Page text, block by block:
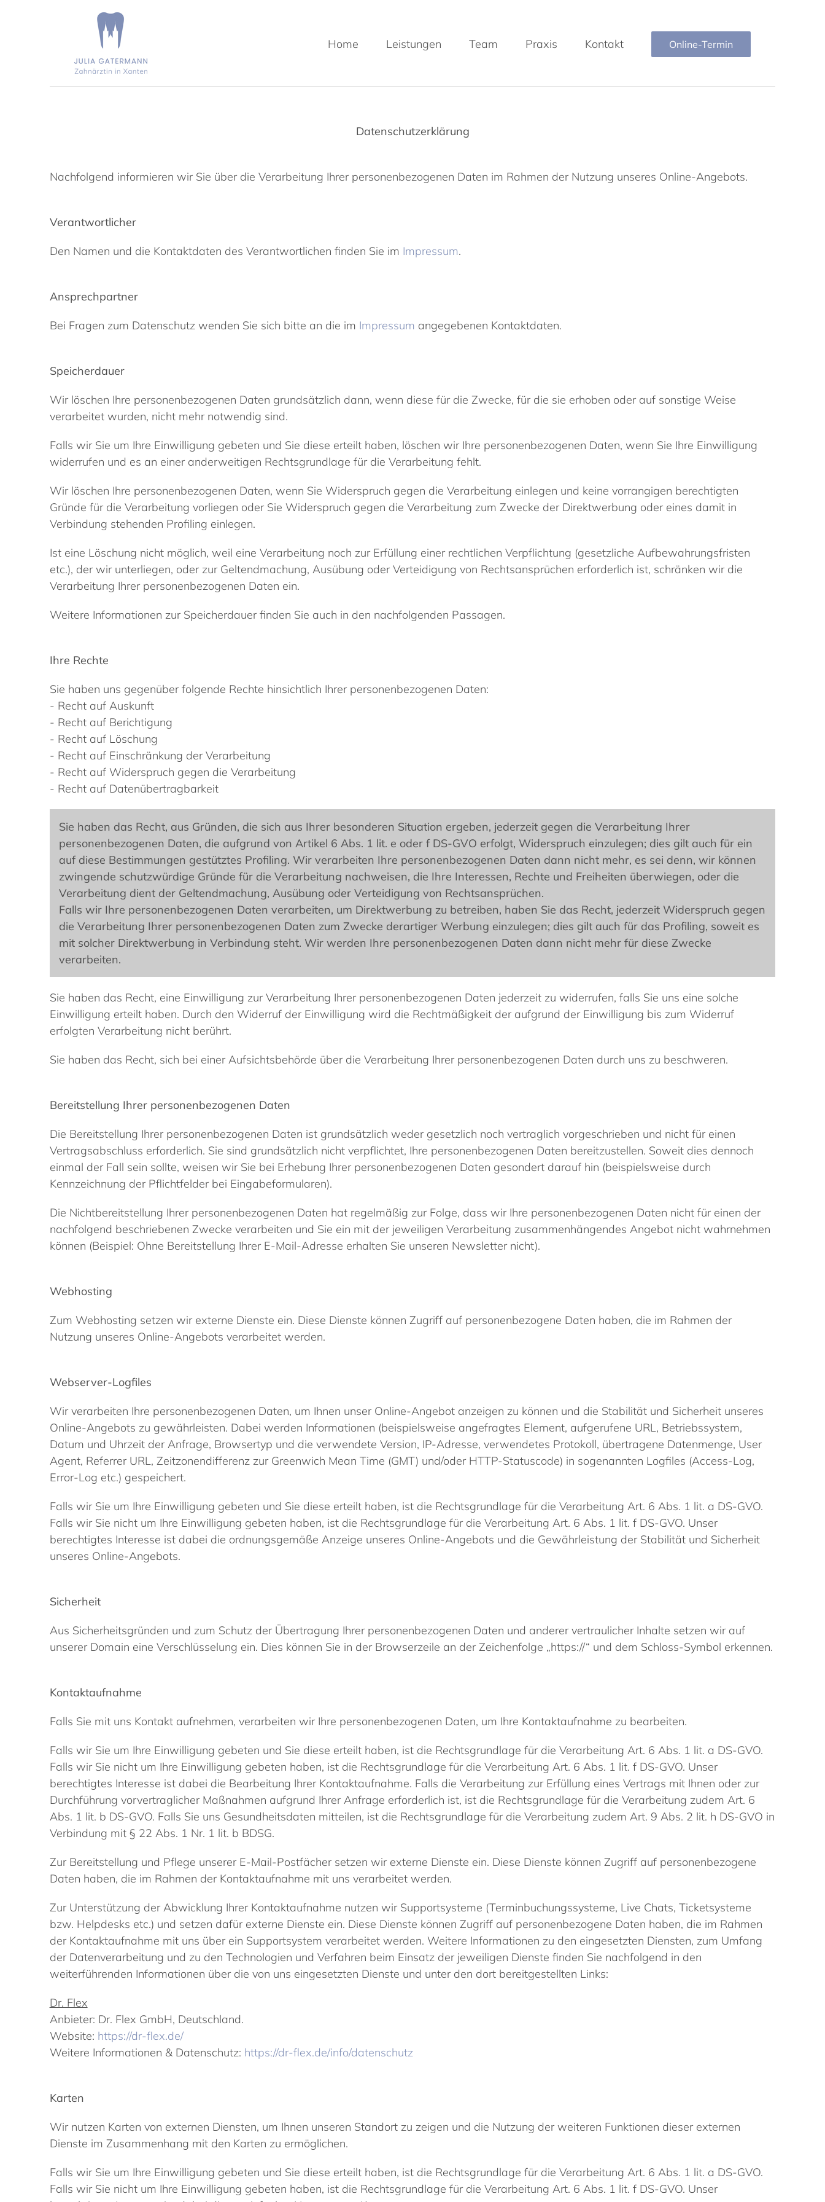
Home Leistungen Team Praxis Kontakt Online-Termin
Datenschutzerklärung
Nachfolgend informieren wir Sie über die Verarbeitung Ihrer personenbezogenen Daten im Rahmen der Nutzung unseres Online-Angebots.
Verantwortlicher
Den Namen und die Kontaktdaten des Verantwortlichen finden Sie im Impressum.
Ansprechpartner
Bei Fragen zum Datenschutz wenden Sie sich bitte an die im Impressum angegebenen Kontaktdaten.
Speicherdauer
Wir löschen Ihre personenbezogenen Daten grundsätzlich dann, wenn diese für die Zwecke, für die sie erhoben oder auf sonstige Weise
verarbeitet wurden, nicht mehr notwendig sind.
Falls wir Sie um Ihre Einwilligung gebeten und Sie diese erteilt haben, löschen wir Ihre personenbezogenen Daten, wenn Sie Ihre Einwilligung
widerrufen und es an einer anderweitigen Rechtsgrundlage für die Verarbeitung fehlt.
Wir löschen Ihre personenbezogenen Daten, wenn Sie Widerspruch gegen die Verarbeitung einlegen und keine vorrangigen berechtigten
Gründe für die Verarbeitung vorliegen oder Sie Widerspruch gegen die Verarbeitung zum Zwecke der Direktwerbung oder eines damit in
Verbindung stehenden Profiling einlegen.
Ist eine Löschung nicht möglich, weil eine Verarbeitung noch zur Erfüllung einer rechtlichen Verpflichtung (gesetzliche Aufbewahrungsfristen
etc.), der wir unterliegen, oder zur Geltendmachung, Ausübung oder Verteidigung von Rechtsansprüchen erforderlich ist, schränken wir die
Verarbeitung Ihrer personenbezogenen Daten ein.
Weitere Informationen zur Speicherdauer finden Sie auch in den nachfolgenden Passagen.
Ihre Rechte
Sie haben uns gegenüber folgende Rechte hinsichtlich Ihrer personenbezogenen Daten:
- Recht auf Auskunft
- Recht auf Berichtigung
- Recht auf Löschung
- Recht auf Einschränkung der Verarbeitung
- Recht auf Widerspruch gegen die Verarbeitung
- Recht auf Datenübertragbarkeit
Sie haben das Recht, aus Gründen, die sich aus Ihrer besonderen Situation ergeben, jederzeit gegen die Verarbeitung Ihrer
personenbezogenen Daten, die aufgrund von Artikel 6 Abs. 1 lit. e oder f DS-GVO erfolgt, Widerspruch einzulegen; dies gilt auch für ein
auf diese Bestimmungen gestütztes Profiling. Wir verarbeiten Ihre personenbezogenen Daten dann nicht mehr, es sei denn, wir können
zwingende schutzwürdige Gründe für die Verarbeitung nachweisen, die Ihre Interessen, Rechte und Freiheiten überwiegen, oder die
Verarbeitung dient der Geltendmachung, Ausübung oder Verteidigung von Rechtsansprüchen.
Falls wir Ihre personenbezogenen Daten verarbeiten, um Direktwerbung zu betreiben, haben Sie das Recht, jederzeit Widerspruch gegen
die Verarbeitung Ihrer personenbezogenen Daten zum Zwecke derartiger Werbung einzulegen; dies gilt auch für das Profiling, soweit es
mit solcher Direktwerbung in Verbindung steht. Wir werden Ihre personenbezogenen Daten dann nicht mehr für diese Zwecke
verarbeiten.
Sie haben das Recht, eine Einwilligung zur Verarbeitung Ihrer personenbezogenen Daten jederzeit zu widerrufen, falls Sie uns eine solche
Einwilligung erteilt haben. Durch den Widerruf der Einwilligung wird die Rechtmäßigkeit der aufgrund der Einwilligung bis zum Widerruf
erfolgten Verarbeitung nicht berührt.
Sie haben das Recht, sich bei einer Aufsichtsbehörde über die Verarbeitung Ihrer personenbezogenen Daten durch uns zu beschweren.
Bereitstellung Ihrer personenbezogenen Daten
Die Bereitstellung Ihrer personenbezogenen Daten ist grundsätzlich weder gesetzlich noch vertraglich vorgeschrieben und nicht für einen
Vertragsabschluss erforderlich. Sie sind grundsätzlich nicht verpflichtet, Ihre personenbezogenen Daten bereitzustellen. Soweit dies dennoch
einmal der Fall sein sollte, weisen wir Sie bei Erhebung Ihrer personenbezogenen Daten gesondert darauf hin (beispielsweise durch
Kennzeichnung der Pflichtfelder bei Eingabeformularen).
Die Nichtbereitstellung Ihrer personenbezogenen Daten hat regelmäßig zur Folge, dass wir Ihre personenbezogenen Daten nicht für einen der
nachfolgend beschriebenen Zwecke verarbeiten und Sie ein mit der jeweiligen Verarbeitung zusammenhängendes Angebot nicht wahrnehmen
können (Beispiel: Ohne Bereitstellung Ihrer E-Mail-Adresse erhalten Sie unseren Newsletter nicht).
Webhosting
Zum Webhosting setzen wir externe Dienste ein. Diese Dienste können Zugriff auf personenbezogene Daten haben, die im Rahmen der
Nutzung unseres Online-Angebots verarbeitet werden.
Webserver-Logfiles
Wir verarbeiten Ihre personenbezogenen Daten, um Ihnen unser Online-Angebot anzeigen zu können und die Stabilität und Sicherheit unseres
Online-Angebots zu gewährleisten. Dabei werden Informationen (beispielsweise angefragtes Element, aufgerufene URL, Betriebssystem,
Datum und Uhrzeit der Anfrage, Browsertyp und die verwendete Version, IP-Adresse, verwendetes Protokoll, übertragene Datenmenge, User
Agent, Referrer URL, Zeitzonendifferenz zur Greenwich Mean Time (GMT) und/oder HTTP-Statuscode) in sogenannten Logfiles (Access-Log,
Error-Log etc.) gespeichert.
Falls wir Sie um Ihre Einwilligung gebeten und Sie diese erteilt haben, ist die Rechtsgrundlage für die Verarbeitung Art. 6 Abs. 1 lit. a DS-GVO.
Falls wir Sie nicht um Ihre Einwilligung gebeten haben, ist die Rechtsgrundlage für die Verarbeitung Art. 6 Abs. 1 lit. f DS-GVO. Unser
berechtigtes Interesse ist dabei die ordnungsgemäße Anzeige unseres Online-Angebots und die Gewährleistung der Stabilität und Sicherheit
unseres Online-Angebots.
Sicherheit
Aus Sicherheitsgründen und zum Schutz der Übertragung Ihrer personenbezogenen Daten und anderer vertraulicher Inhalte setzen wir auf
unserer Domain eine Verschlüsselung ein. Dies können Sie in der Browserzeile an der Zeichenfolge „https://“ und dem Schloss-Symbol erkennen.
Kontaktaufnahme
Falls Sie mit uns Kontakt aufnehmen, verarbeiten wir Ihre personenbezogenen Daten, um Ihre Kontaktaufnahme zu bearbeiten.
Falls wir Sie um Ihre Einwilligung gebeten und Sie diese erteilt haben, ist die Rechtsgrundlage für die Verarbeitung Art. 6 Abs. 1 lit. a DS-GVO.
Falls wir Sie nicht um Ihre Einwilligung gebeten haben, ist die Rechtsgrundlage für die Verarbeitung Art. 6 Abs. 1 lit. f DS-GVO. Unser
berechtigtes Interesse ist dabei die Bearbeitung Ihrer Kontaktaufnahme. Falls die Verarbeitung zur Erfüllung eines Vertrags mit Ihnen oder zur
Durchführung vorvertraglicher Maßnahmen aufgrund Ihrer Anfrage erforderlich ist, ist die Rechtsgrundlage für die Verarbeitung zudem Art. 6
Abs. 1 lit. b DS-GVO. Falls Sie uns Gesundheitsdaten mitteilen, ist die Rechtsgrundlage für die Verarbeitung zudem Art. 9 Abs. 2 lit. h DS-GVO in
Verbindung mit § 22 Abs. 1 Nr. 1 lit. b BDSG.
Zur Bereitstellung und Pflege unserer E-Mail-Postfächer setzen wir externe Dienste ein. Diese Dienste können Zugriff auf personenbezogene
Daten haben, die im Rahmen der Kontaktaufnahme mit uns verarbeitet werden.
Zur Unterstützung der Abwicklung Ihrer Kontaktaufnahme nutzen wir Supportsysteme (Terminbuchungssysteme, Live Chats, Ticketsysteme
bzw. Helpdesks etc.) und setzen dafür externe Dienste ein. Diese Dienste können Zugriff auf personenbezogene Daten haben, die im Rahmen
der Kontaktaufnahme mit uns über ein Supportsystem verarbeitet werden. Weitere Informationen zu den eingesetzten Diensten, zum Umfang
der Datenverarbeitung und zu den Technologien und Verfahren beim Einsatz der jeweiligen Dienste finden Sie nachfolgend in den
weiterführenden Informationen über die von uns eingesetzten Dienste und unter den dort bereitgestellten Links:
Dr. Flex
Anbieter: Dr. Flex GmbH, Deutschland.
Website: https://dr-flex.de/
Weitere Informationen & Datenschutz: https://dr-flex.de/info/datenschutz
Karten
Wir nutzen Karten von externen Diensten, um Ihnen unseren Standort zu zeigen und die Nutzung der weiteren Funktionen dieser externen
Dienste im Zusammenhang mit den Karten zu ermöglichen.
Falls wir Sie um Ihre Einwilligung gebeten und Sie diese erteilt haben, ist die Rechtsgrundlage für die Verarbeitung Art. 6 Abs. 1 lit. a DS-GVO.
Falls wir Sie nicht um Ihre Einwilligung gebeten haben, ist die Rechtsgrundlage für die Verarbeitung Art. 6 Abs. 1 lit. f DS-GVO. Unser